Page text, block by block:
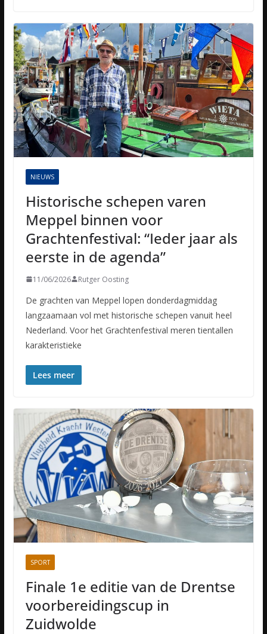
NIEUWS
Historische schepen varen
Meppel binnen voor
Grachtenfestival: “Ieder jaar als
eerste in de agenda”
11/06/2026 Rutger Oosting
De grachten van Meppel lopen donderdagmiddag
langzaamaan vol met historische schepen vanuit heel
Nederland. Voor het Grachtenfestival meren tientallen
karakteristieke
Lees meer
SPORT
Finale 1e editie van de Drentse
voorbereidingscup in
Zuidwolde